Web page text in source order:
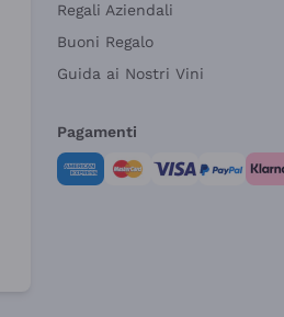
Regali Aziendali
Buoni Regalo
Guida ai Nostri Vini
Pagamenti